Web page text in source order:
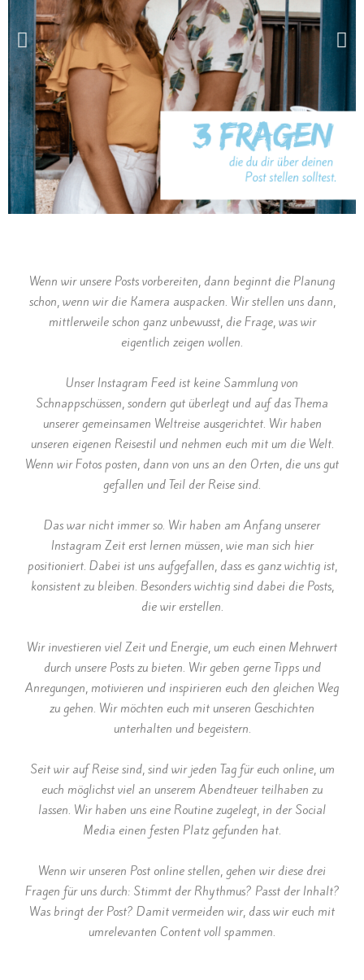
Wenn wir unsere Posts vorbereiten, dann beginnt die Planung
schon, wenn wir die Kamera auspacken. Wir stellen uns dann,
mittlerweile schon ganz unbewusst, die Frage, was wir
eigentlich zeigen wollen.
Unser Instagram Feed ist keine Sammlung von
Schnappschüssen, sondern gut überlegt und auf das Thema
unserer gemeinsamen Weltreise ausgerichtet. Wir haben
unseren eigenen Reisestil und nehmen euch mit um die Welt.
Wenn wir Fotos posten, dann von uns an den Orten, die uns gut
gefallen und Teil der Reise sind.
Das war nicht immer so. Wir haben am Anfang unserer
Instagram Zeit erst lernen müssen, wie man sich hier
positioniert. Dabei ist uns aufgefallen, dass es ganz wichtig ist,
konsistent zu bleiben. Besonders wichtig sind dabei die Posts,
die wir erstellen.
Wir investieren viel Zeit und Energie, um euch einen Mehrwert
durch unsere Posts zu bieten. Wir geben gerne Tipps und
Anregungen, motivieren und inspirieren euch den gleichen Weg
zu gehen. Wir möchten euch mit unseren Geschichten
unterhalten und begeistern.
Seit wir auf Reise sind, sind wir jeden Tag für euch online, um
euch möglichst viel an unserem Abendteuer teilhaben zu
lassen. Wir haben uns eine Routine zugelegt, in der Social
Media einen festen Platz gefunden hat.
Wenn wir unseren Post online stellen, gehen wir diese drei
Fragen für uns durch: Stimmt der Rhythmus? Passt der Inhalt?
Was bringt der Post? Damit vermeiden wir, dass wir euch mit
umrelevanten Content voll spammen.